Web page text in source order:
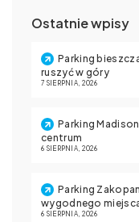
Ostatnie wpisy
Parking
ruszyć w góry
7 SIERPNIA, 2026
Parking
centrum
6 SIERPNIA, 2026
Parking
wygodnego
6 SIERPNIA, 2026